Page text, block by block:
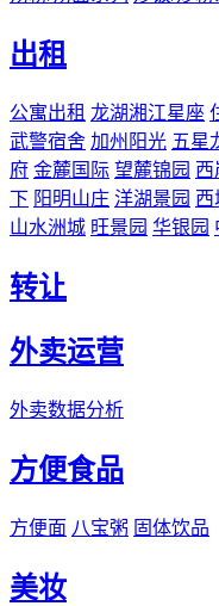
出租
公寓出租 龙湖湘江星座
武警宿舍 加州阳光 五星
府 金麓国际 望麓锦园 西
下 阳明山庄 洋湖景园 西
山水洲城 旺景园 华银园
转让
外卖运营
外卖数据分析
方便食品
方便面 八宝粥 固体饮品
美妆